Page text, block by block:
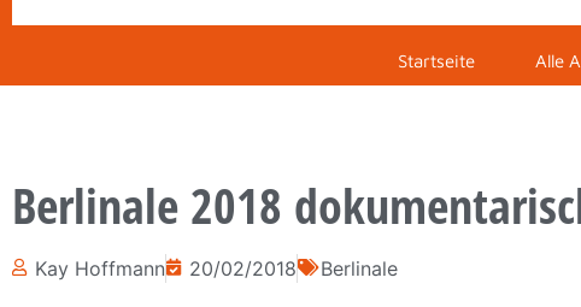
Startseite Alle
Berlinale 2018
Kay Hoffmann 20/02/2018 Berlinale